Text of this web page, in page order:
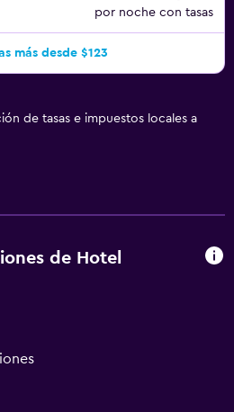
por noche con tasas
más desde $123
de tasas e impuestos locales a
de Hotel